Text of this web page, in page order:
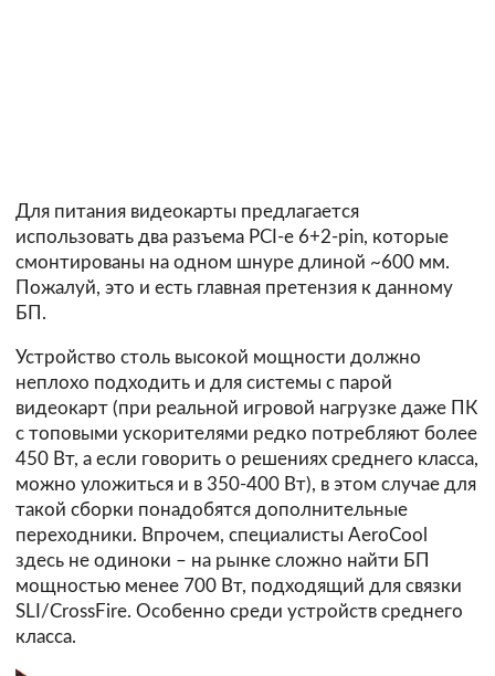
Для питания видеокарты предлагается
использовать два разъема PCI-e 6+2-pin, которые
смонтированы на одном шнуре длиной ~600 мм.
Пожалуй, это и есть главная претензия к данному
БП.
Устройство столь высокой мощности должно
неплохо подходить и для системы с парой
видеокарт (при реальной игровой нагрузке даже ПК
с топовыми ускорителями редко потребляют более
450 Вт, а если говорить о решениях среднего класса,
можно уложиться и в 350-400 Вт), в этом случае для
такой сборки понадобятся дополнительные
переходники. Впрочем, специалисты AeroCool
здесь не одиноки – на рынке сложно найти БП
мощностью менее 700 Вт, подходящий для связки
SLI/CrossFire. Особенно среди устройств среднего
класса.